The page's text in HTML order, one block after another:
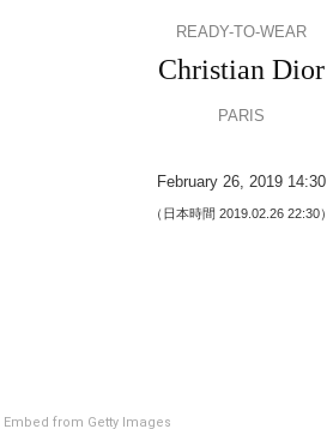
READY-TO-WEAR
Christian Dior
PARIS
February 26, 2019 14:30
（日本時間 2019.02.26 22:30）
Embed from Getty Images